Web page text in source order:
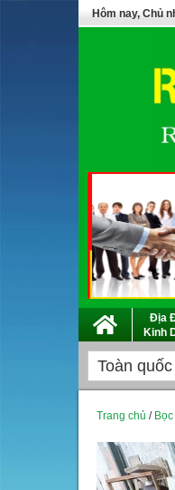
Hôm nay, Chủ
Địa
Kinh
Trang chủ /